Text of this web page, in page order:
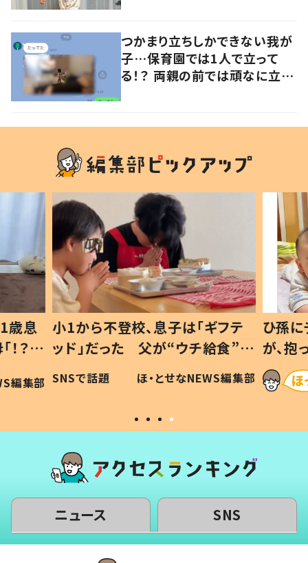
つかまり立ちしかできない我が
子…保育園では1人で立って
る！？ 両親の前では頑なに立た
歳息
？」
編集部
小1から不登校、息子は「ギフテ
ッド」だった 父が“ウチ給食”を
作り続ける理由とは #令和の親
#令和の子
SNSで話題 ほ・とせなNEWS編集部
ひ孫
が、
「涙が
い」
ニュース SNS